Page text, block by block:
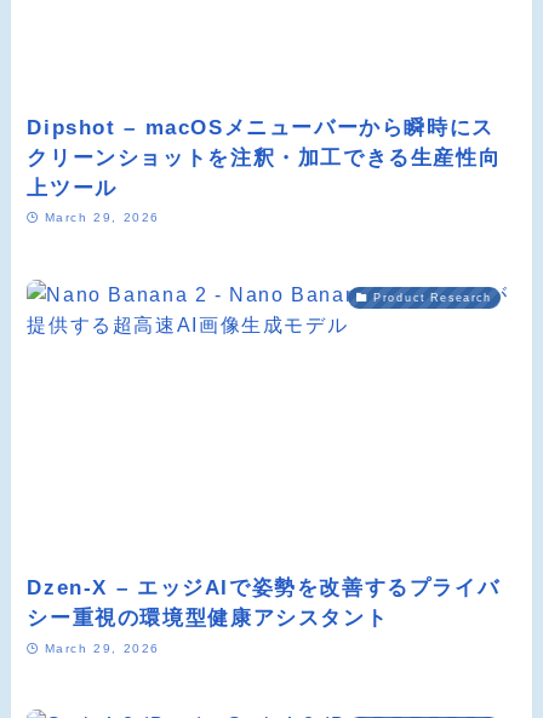
Dipshot – macOSメニューバーから瞬時にス
クリーンショットを注釈・加工できる生産性向
上ツール
March 29, 2026
Product Research
Dzen-X – エッジAIで姿勢を改善するプライバ
シー重視の環境型健康アシスタント
March 29, 2026